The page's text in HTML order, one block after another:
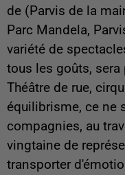
de (Parvis de la
Parc Mandela,
variété de
tous les goûts,
Théâtre de rue,
équilibrisme, ce ne
compagnies, au
vingtaine de
transporter